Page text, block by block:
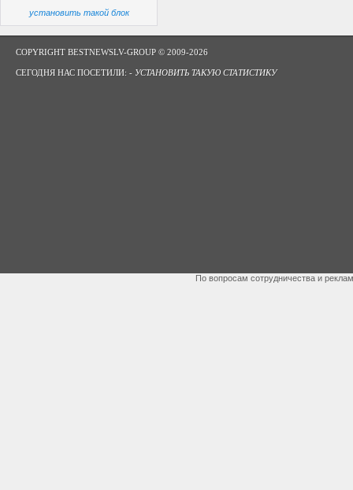
установить такой блок
COPYRIGHT BESTNEWSLV-GROUP © 2009-2026
СЕГОДНЯ НАС ПОСЕТИЛИ: - УСТАНОВИТЬ ТАКУЮ СТАТИСТИКУ
По вопросам сотрудничества и